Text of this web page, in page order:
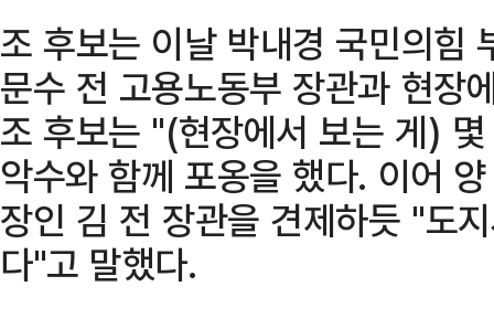
조 후보는 이날 박내경 국민의힘
문수 전 고용노동부 장관과 현장
조 후보는 "(현장에서 보는 게)
악수와 함께 포옹을 했다. 이어
장인 김 전 장관을 견제하듯 "도
다"고 말했다.